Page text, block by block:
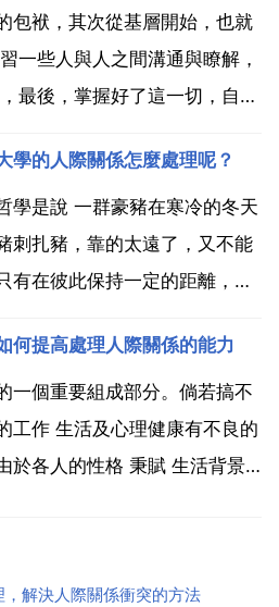
包袱，其次從基層開始，也就
一些人與人之間溝通與瞭解，
最後，掌握好了這一切，自己
並非我們想象的簡單，想要
辛，人與人之間的溝通悄有不
學的人際關係怎麼處理呢？
學是說 一群豪豬在寒冷的冬天
刺扎豬，靠的太遠了，又不能
有在彼此保持一定的距離，相
關係的方法就是保持一定距離
不挨扎。距離產生美，生活中
何提高處理人際關係的能力
一個重要組成部分。倘若搞不
工作 生活及心理健康有不良的
於各人的性格 秉賦 生活背景
若在工作或生活中和所有的
解決人際關係衝突的方法